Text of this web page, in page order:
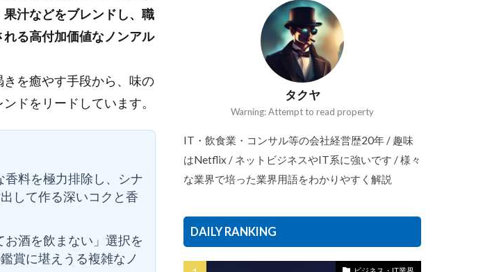
汁などをブレンドし、職
る高付加価値なノンアル
きを癒やす手段から、味の
ドをリードしています。
香料を極力排除し、シナ
して作る深いコクと香
お酒を飲まない」選択を
賞に堪えうる複雑なノ
タクヤ
Warning: Attempt to read property
IT・飲食業・コンサル等の会社経営歴20年 / 趣味
はNetflix / ネットビジネスやIT系に強いです / 様々
な業界で培った業界用語をわかりやすく解説
DAILY RANKING